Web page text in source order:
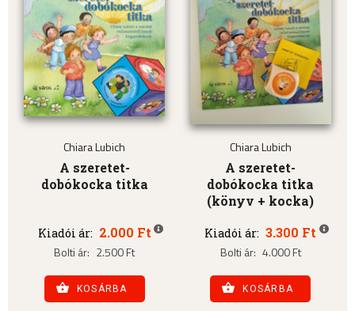
Chiara Lubich
A szeretet-
dobókocka titka
Kiadói ár: 2.000 Ft
Bolti ár: 2.500 Ft
KOSÁRBA
Chiara Lubich
A szeretet-
dobókocka titka
(könyv + kocka)
Kiadói ár: 3.300 Ft
Bolti ár: 4.000 Ft
KOSÁRBA